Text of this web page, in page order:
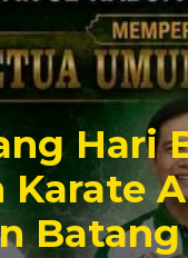
Antar
Hari